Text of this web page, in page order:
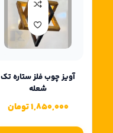
آویز چوب فلز ستاره تک
شعله
1,850,000تومان